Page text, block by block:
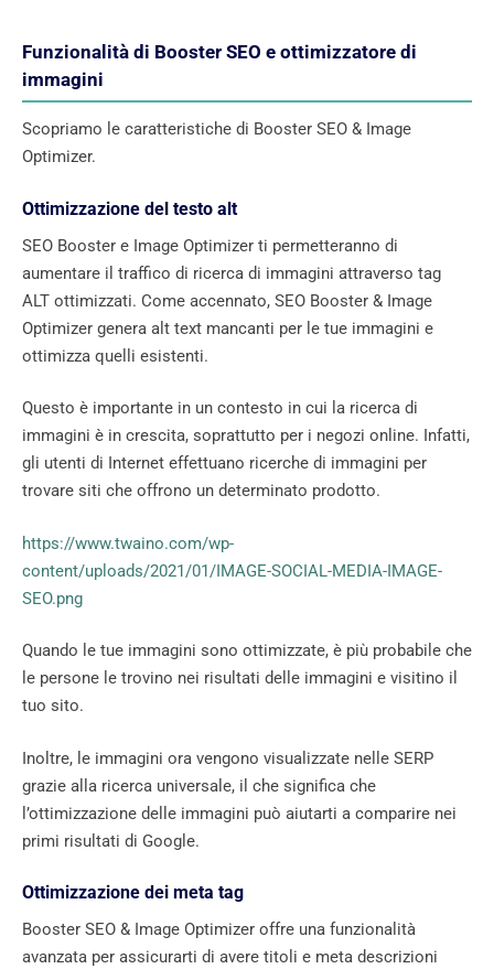
Funzionalità di Booster SEO e ottimizzatore di
immagini
Scopriamo le caratteristiche di Booster SEO & Image
Optimizer.
Ottimizzazione del testo alt
SEO Booster e Image Optimizer ti permetteranno di
aumentare il traffico di ricerca di immagini attraverso tag
ALT ottimizzati. Come accennato, SEO Booster & Image
Optimizer genera alt text mancanti per le tue immagini e
ottimizza quelli esistenti.
Questo è importante in un contesto in cui la ricerca di
immagini è in crescita, soprattutto per i negozi online. Infatti,
gli utenti di Internet effettuano ricerche di immagini per
trovare siti che offrono un determinato prodotto.
https://www.twaino.com/wp-
content/uploads/2021/01/IMAGE-SOCIAL-MEDIA-IMAGE-
SEO.png
Quando le tue immagini sono ottimizzate, è più probabile che
le persone le trovino nei risultati delle immagini e visitino il
tuo sito.
Inoltre, le immagini ora vengono visualizzate nelle SERP
grazie alla ricerca universale, il che significa che
l’ottimizzazione delle immagini può aiutarti a comparire nei
primi risultati di Google.
Ottimizzazione dei meta tag
Booster SEO & Image Optimizer offre una funzionalità
avanzata per assicurarti di avere titoli e meta descrizioni